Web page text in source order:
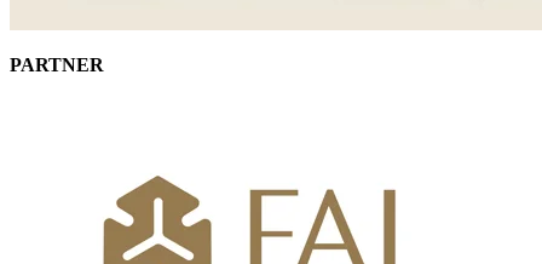
PARTNER